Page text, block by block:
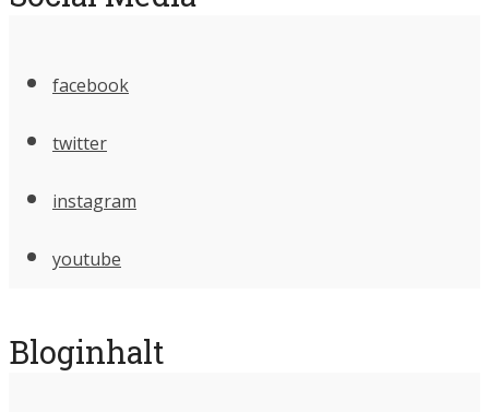
facebook
twitter
instagram
youtube
Bloginhalt